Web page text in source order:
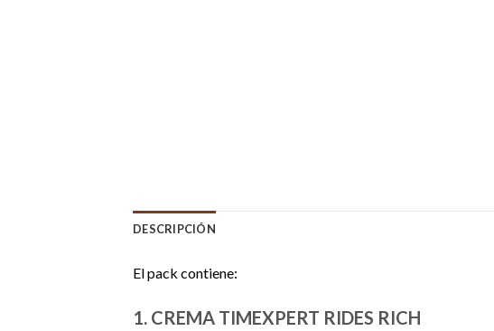
DESCRIPCIÓN
El pack contiene:
1. CREMA TIMEXPERT RIDES RICH